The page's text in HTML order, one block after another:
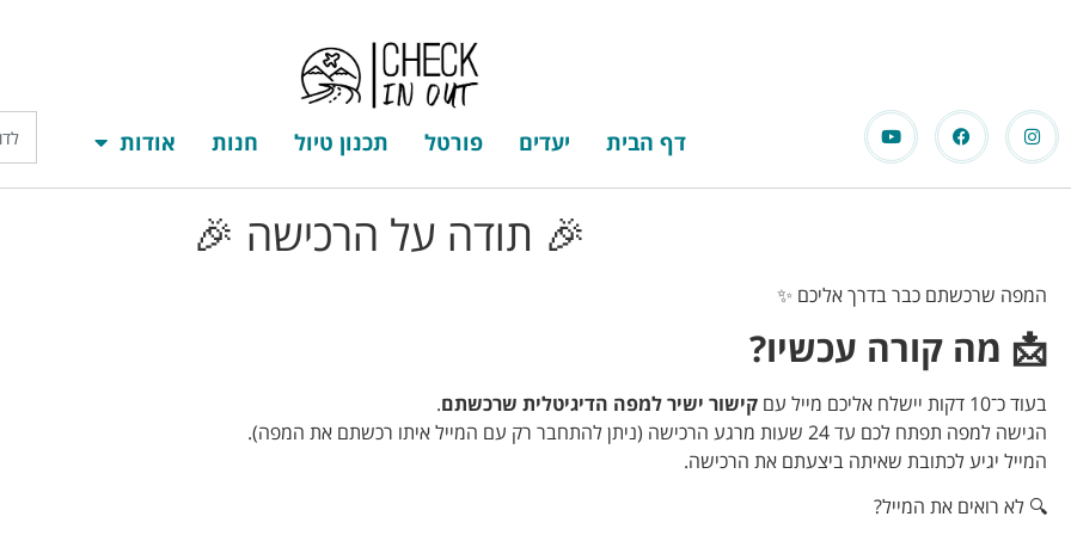
דף הבית יעדים פורטל תכנון טיול חנות אודות
דף הבית יעדים פורטל תכנון טיול🎉 תודה על הרכישה 🎉
המפה שרכשתם כבר בדרך אליכם ✨
📩 מה קורה עכשיו?
בעוד כ־10 דקות יישלח אליכם מייל עם קישור ישיר למפה הדיגיטלית שרכשתם.
הגישה למפה תפתח לכם עד 24 שעות מרגע הרכישה (ניתן להתחבר רק עם המייל איתו רכשתם את המפה).
המייל יגיע לכתובת שאיתה ביצעתם את הרכישה.
🔍 לא רואים את המייל?